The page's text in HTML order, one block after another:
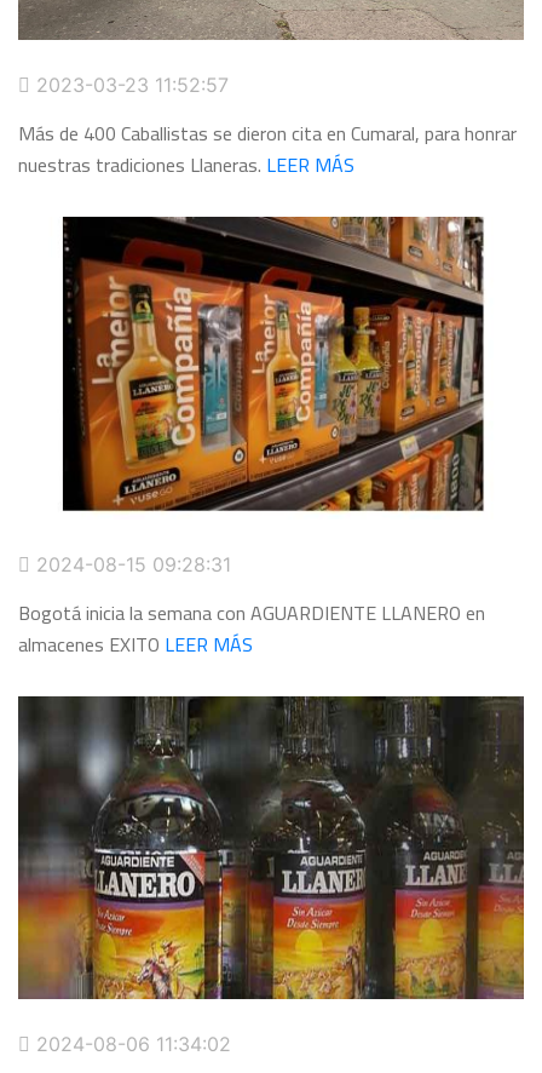
2023-03-23 11:52:57
Más de 400 Caballistas se dieron cita en Cumaral, para honrar
nuestras tradiciones Llaneras. LEER MÁS
2024-08-15 09:28:31
Bogotá inicia la semana con AGUARDIENTE LLANERO en
almacenes EXITO LEER MÁS
2024-08-06 11:34:02